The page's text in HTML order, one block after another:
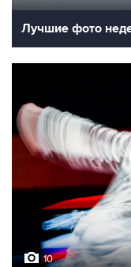
Лучшие фото
10